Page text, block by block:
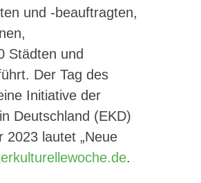
und -beauftragten,
Städten und
Der Tag des
Initiative der
Deutschland (EKD)
lautet „Neue
.